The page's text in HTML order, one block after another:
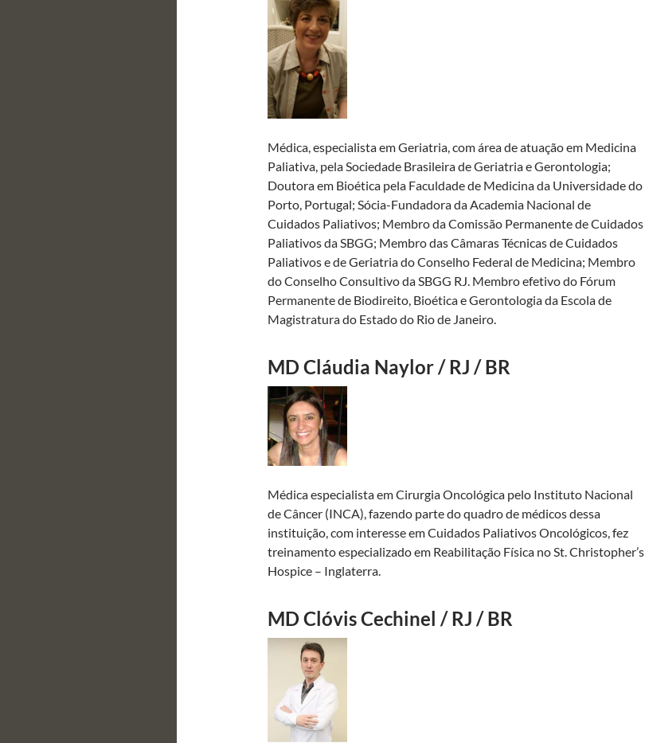
Médica, especialista em Geriatria, com área de atuação em Medicina
Paliativa, pela Sociedade Brasileira de Geriatria e Gerontologia;
Doutora em Bioética pela Faculdade de Medicina da Universidade do
Porto, Portugal; Sócia-Fundadora da Academia Nacional de
Cuidados Paliativos; Membro da Comissão Permanente de Cuidados
Paliativos da SBGG; Membro das Câmaras Técnicas de Cuidados
Paliativos e de Geriatria do Conselho Federal de Medicina; Membro
do Conselho Consultivo da SBGG RJ. Membro efetivo do Fórum
Permanente de Biodireito, Bioética e Gerontologia da Escola de
Magistratura do Estado do Rio de Janeiro.
MD Cláudia Naylor / RJ / BR
Médica especialista em Cirurgia Oncológica pelo Instituto Nacional
de Câncer (INCA), fazendo parte do quadro de médicos dessa
instituição, com interesse em Cuidados Paliativos Oncológicos, fez
treinamento especializado em Reabilitação Física no St. Christopher’s
Hospice – Inglaterra.
MD Clóvis Cechinel / RJ / BR